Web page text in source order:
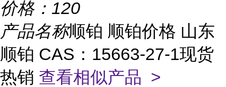
价格： 120
产品名称顺铂 顺铂价格 山东
顺铂 CAS：15663-27-1现货
热销 查看相似产品 >